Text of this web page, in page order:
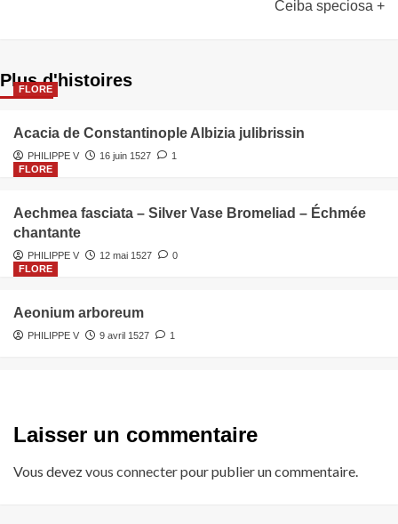
Ceiba speciosa +
Plus d'histoires
FLORE
Acacia de Constantinople Albizia julibrissin
PHILIPPE V 16 juin 1527
1
FLORE
Aechmea fasciata – Silver Vase Bromeliad – Échmée
chantante
PHILIPPE V 12 mai 1527
0
FLORE
Aeonium arboreum
PHILIPPE V 9 avril 1527 1
Laisser un commentaire
Vous devezvous connecterpour publier un commentaire.